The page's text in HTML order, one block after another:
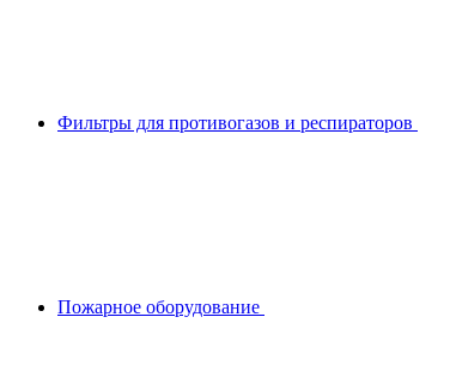
Фильтры для противогазов и респираторов
Пожарное оборудование